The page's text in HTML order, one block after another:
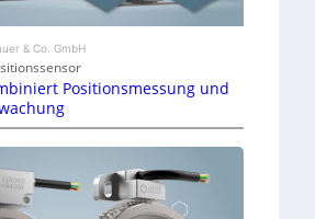
& Co. GmbH
Positionsmessung und